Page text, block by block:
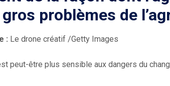
problèmes de
: Le drone créatif(
u
/Getty Images
peut-être plus sensible aux dangers du